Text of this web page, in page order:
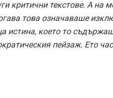
критични текстове. А на
това означаваше
истина, което то
пейзаж. Ето